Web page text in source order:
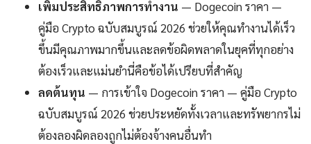
เพิ่มประสิทธิภาพการทำงาน — Dogecoin ราคา —
คู่มือ Crypto ฉบับสมบูรณ์ 2026 ช่วยให้คุณทำงานได้เร็ว
ขึ้นมีคุณภาพมากขึ้นและลดข้อผิดพลาดในยุคที่ทุกอย่าง
ต้องเร็วและแม่นยำนี่คือข้อได้เปรียบที่สำคัญ
ลดต้นทุน — การเข้าใจ Dogecoin ราคา — คู่มือ Crypto
ฉบับสมบูรณ์ 2026 ช่วยประหยัดทั้งเวลาและทรัพยากรไม่
ต้องลองผิดลองถูกไม่ต้องจ้างคนอื่นทำ